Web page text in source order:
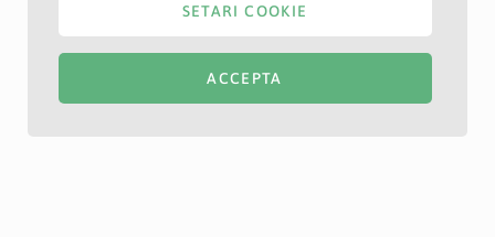
ACCEPTA
SETARI COOKIE